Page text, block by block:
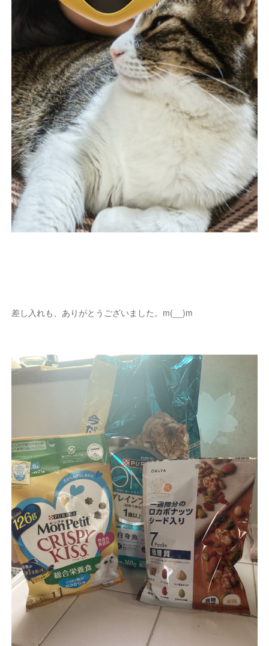
差し入れも、ありがとうございました。m(__)m